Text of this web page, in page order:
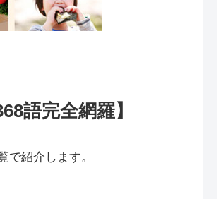
語完全網羅】
で紹介します。